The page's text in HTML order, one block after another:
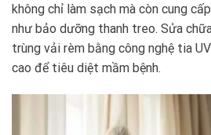
không chỉ làm sạch mà còn cung
như bảo dưỡng thanh treo. Sửa
trùng vải rèm bằng công nghệ tia
cao để tiêu diệt mầm bệnh.